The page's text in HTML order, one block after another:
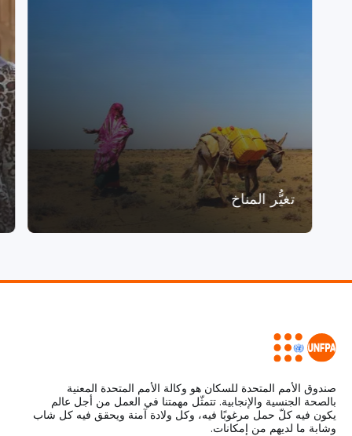
تغيُّر المناخ
صندوق الأمم المتحدة للسكان هو وكالة الأمم المتحدة المعنية
بالصحة الجنسية والإنجابية. تتمثّل مهمتنا في العمل من أجل عالم
يكون فيه كلّ حمل مرغوبًا فيه، وكل ولادة آمنة ويحقق فيه كل شاب
وشابة ما لديهم من إمكانات.